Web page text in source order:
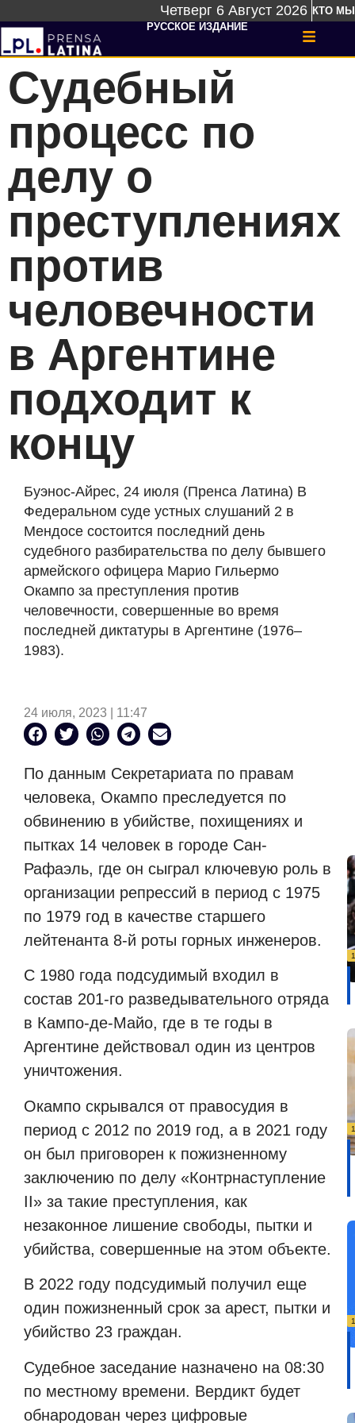
Четверг 6 Август 2026 КТО МЫ
РУССКОЕ ИЗДАНИЕ
Судебный
процесс по
делу о
преступлениях
против
человечности
в Аргентине
подходит к
концу
Буэнос-Айрес, 24 июля (Пренса Латина) В
Федеральном суде устных слушаний 2 в
Мендосе состоится последний день
судебного разбирательства по делу бывшего
армейского офицера Марио Гильермо
Окампо за преступления против
человечности, совершенные во время
последней диктатуры в Аргентине (1976–
1983).
24 июля, 2023 | 11:47
По данным Секретариата по правам
человека, Окампо преследуется по
обвинению в убийстве, похищениях и
пытках 14 человек в городе Сан-
Рафаэль, где он сыграл ключевую роль в
организации репрессий в период с 1975
по 1979 год в качестве старшего
лейтенанта 8-й роты горных инженеров.
С 1980 года подсудимый входил в
состав 201-го разведывательного отряда
в Кампо-де-Майо, где в те годы в
Аргентине действовал один из центров
уничтожения.
Окампо скрывался от правосудия в
период с 2012 по 2019 год, а в 2021 году
он был приговорен к пожизненному
заключению по делу «Контрнаступление
II» за такие преступления, как
незаконное лишение свободы, пытки и
убийства, совершенные на этом объекте.
В 2022 году подсудимый получил еще
один пожизненный срок за арест, пытки и
убийство 23 граждан.
Судебное заседание назначено на 08:30
по местному времени. Вердикт будет
обнародован через цифровые